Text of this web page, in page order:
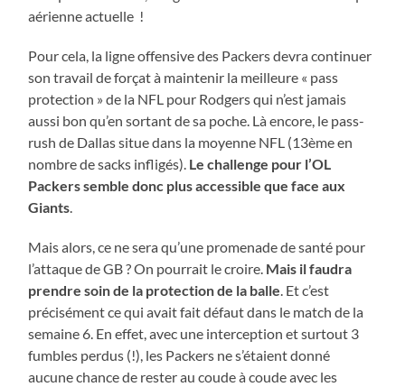
aérienne actuelle !
Pour cela, la ligne offensive des Packers devra continuer
son travail de forçat à maintenir la meilleure « pass
protection » de la NFL pour Rodgers qui n’est jamais
aussi bon qu’en sortant de sa poche. Là encore, le pass-
rush de Dallas situe dans la moyenne NFL (13ème en
nombre de sacks infligés). Le challenge pour l’OL
Packers semble donc plus accessible que face aux
Giants.
Mais alors, ce ne sera qu’une promenade de santé pour
l’attaque de GB ? On pourrait le croire. Mais il faudra
prendre soin de la protection de la balle. Et c’est
précisément ce qui avait fait défaut dans le match de la
semaine 6. En effet, avec une interception et surtout 3
fumbles perdus (!), les Packers ne s’étaient donné
aucune chance de rester au coude à coude avec les